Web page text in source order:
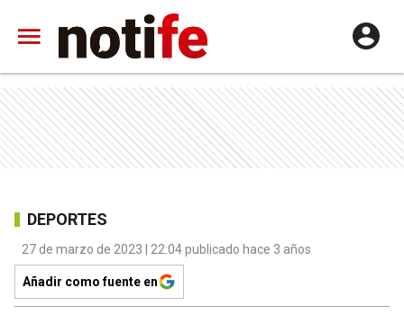
DEPORTES
27 de marzo de 2023 | 22:04 publicado hace 3 años
Añadir como fuente en